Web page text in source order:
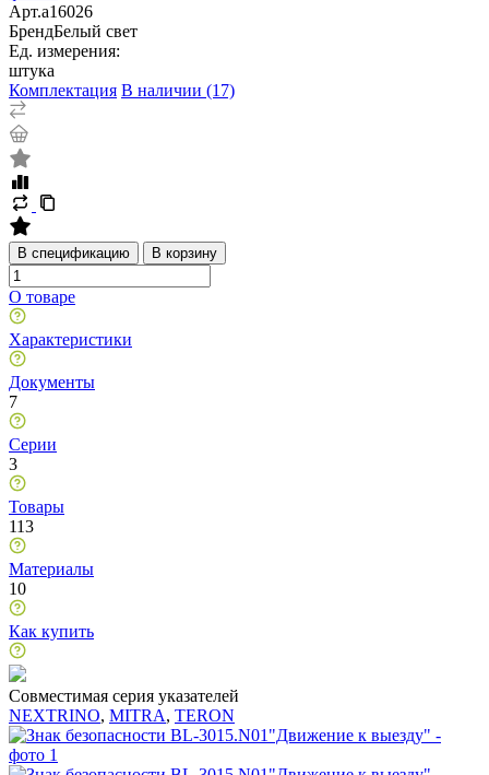
Арт.a16026
БрендБелый свет
Ед. измерения:
штука
Комплектация В наличии (17)
В спецификацию В корзину
О товаре
Характеристики
Документы
7
Серии
3
Товары
113
Материалы
10
Как купить
Совместимая серия указателей
NEXTRINO, MITRA, TERON